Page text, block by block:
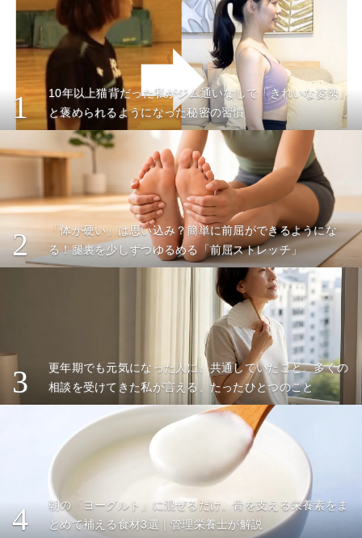
1
10年以上猫背だった私がジム通いなしで「きれいな姿勢」
と褒められるようになった秘密の習慣
2
「体が硬い」は思い込み？簡単に前屈ができるようにな
る！腿裏を少しずつゆるめる「前屈ストレッチ」
3
更年期でも元気になった人に、共通していたこと。多くの
相談を受けてきた私が言える、たったひとつのこと
4
朝の「ヨーグルト」に混ぜるだけ。骨を支える栄養素をま
とめて補える食材3選｜管理栄養士が解説